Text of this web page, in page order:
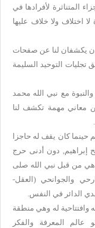
المتناثرة لأفرادها في
اختلاف ولا خلاف عليها
يكشفان لنا عن صفحات
تجليات التوحيد السليمة
مع نبي الله محمد
معاني مهمة تكشف لنا
حينما كان يقف له حاجزا
إبراهيم, دون أدنى حرج
من قبل نبي الله صلى
والجوانحي (العقل-
الدائر في النفس.
وافتتاحية له وهي منطقة
عالم المعرفة والفكر